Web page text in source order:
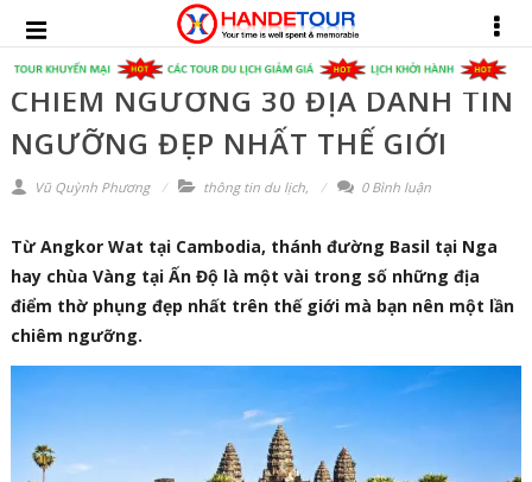
CHIÊM NGƯỠNG 30 ĐỊA DANH TÍN
NGƯỠNG ĐẸP NHẤT THẾ GIỚI
Vũ Quỳnh Phương thông tin du lịch, 0 Bình luận
Từ Angkor Wat tại Cambodia, thánh đường Basil tại Nga
hay chùa Vàng tại Ấn Độ là một vài trong số những địa
điểm thờ phụng đẹp nhất trên thế giới mà bạn nên một lần
chiêm ngưỡng.